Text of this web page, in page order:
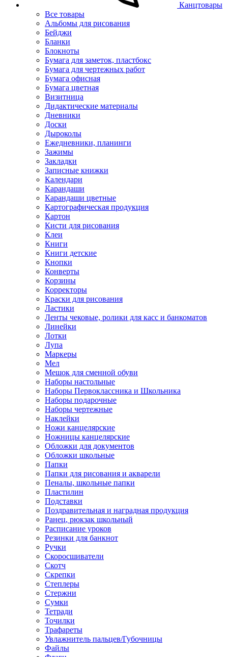
Канцтовары
Все товары
Альбомы для рисования
Бейджи
Бланки
Блокноты
Бумага для заметок, пластбокс
Бумага для чертежных работ
Бумага офисная
Бумага цветная
Визитница
Дидактические материалы
Дневники
Доски
Дыроколы
Ежедневники, планинги
Зажимы
Закладки
Записные книжки
Календари
Карандаши
Карандаши цветные
Картографическая продукция
Картон
Кисти для рисования
Клеи
Книги
Книги детские
Кнопки
Конверты
Корзины
Корректоры
Краски для рисования
Ластики
Ленты чековые, ролики для касс и банкоматов
Линейки
Лотки
Лупа
Маркеры
Мел
Мешок для сменной обуви
Наборы настольные
Наборы Первоклассника и Школьника
Наборы подарочные
Наборы чертежные
Наклейки
Ножи канцелярские
Ножницы канцелярские
Обложки для документов
Обложки школьные
Папки
Папки для рисования и акварели
Пеналы, школьные папки
Пластилин
Подставки
Поздравительная и наградная продукция
Ранец, рюкзак школьный
Расписание уроков
Резинки для банкнот
Ручки
Скоросшиватели
Скотч
Скрепки
Степлеры
Стержни
Сумки
Тетради
Точилки
Трафареты
Увлажнитель пальцев/Губочницы
Файлы